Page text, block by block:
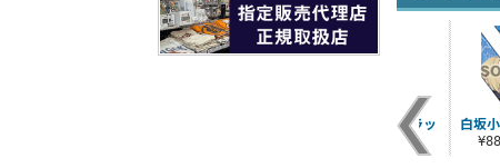
多田李衣菜ストラッ
¥880（税込）
白坂